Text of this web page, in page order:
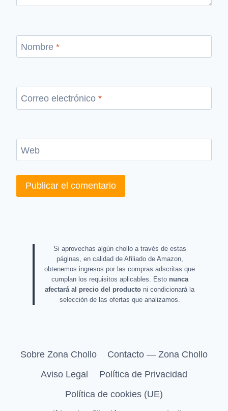
Nombre *
Correo electrónico *
Web
Si aprovechas algún chollo a través de estas
páginas, en calidad de Afiliado de Amazon,
obtenemos ingresos por las compras adscritas que
cumplan los requisitos aplicables. Esto nunca
afectará al precio del producto ni condicionará la
selección de las ofertas que analizamos.
Sobre Zona Chollo
Contacto — Zona Chollo
Aviso Legal
Política de Privacidad
Política de cookies (UE)